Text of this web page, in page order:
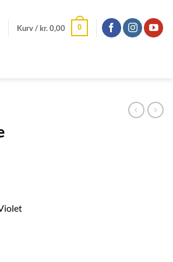
Kurv / kr.0,00 0